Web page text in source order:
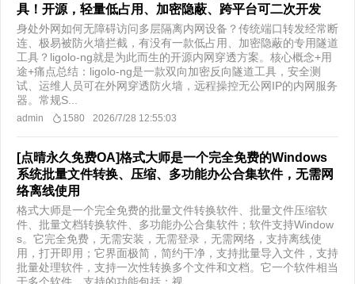
具！开源，轻量低占用、加密隐蔽、跨平台可二次开发
身处外网如何无障碍访问多层隔离内网设备？传统端口转发经常断
连、极易被防火墙拦截，有没有一款低占用、加密隐蔽的专用隧道
工具？ligolo-ng就是为此而生的开源内网穿透方案。核心概念+用
途+痛点总结：ligolo-ng是一款双向加密反向隧道工具，安全测
试、运维人员可在外网穿透防火墙，远程操控无公网IP的内网服务
器。常规S...
admin 1580 2026/7/28 12:55:03
[点晴永久免费OA]格式大师是一个完全免费的Windows
系统批量文件转换、压缩、多功能办公合集软件，无需网
络离线使用
格式大师是一个完全免费的批量文件转换软件、批量文件压缩软
件、批量文档转换软件、多功能办公合集软件；软件支持Window
s。它完全免费，无需安装，无需登录，无需网络，支持离线使
用，打开即用；它界面极简，简约干净，支持批量导入文件，支持
批量处理软件，支持一次性转换多个文件和文档。它一个软件相当